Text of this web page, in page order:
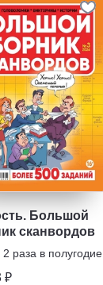
Большой
сканвордов
2 раза в полугодие
₽